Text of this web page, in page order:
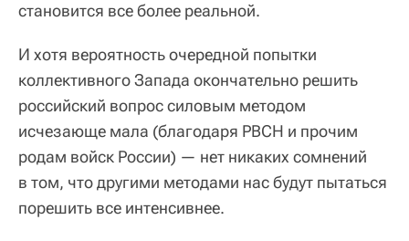
становится все более реальной.
И хотя вероятность очередной попытки
коллективного Запада окончательно решить
российский вопрос силовым методом
исчезающе мала (благодаря РВСН и прочим
родам войск России) — нет никаких сомнений
в том, что другими методами нас будут пытаться
порешить все интенсивнее.